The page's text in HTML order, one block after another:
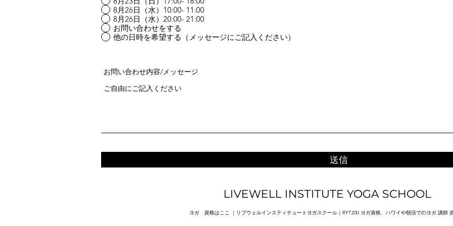
8月26日（水）10:00- 11:00
8月26日（水）20:00- 21:00
お問い合わせをする
他の日時を希望する（メッセージにご記入ください）
お問い合わせ内容/メッセージ
送信
LIVEWELL INSTITUTE YOGA SCHOOL
ヨガ 資格はここ ｜リブウェルインスティテュートヨガスクール｜RYT200 ヨガ資格、ハワイや朝活でのヨガ 講師